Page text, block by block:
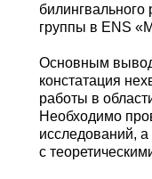
билингвального
группы в ENS
Основным
констатация
работы в
Необходимо
исследований,
с